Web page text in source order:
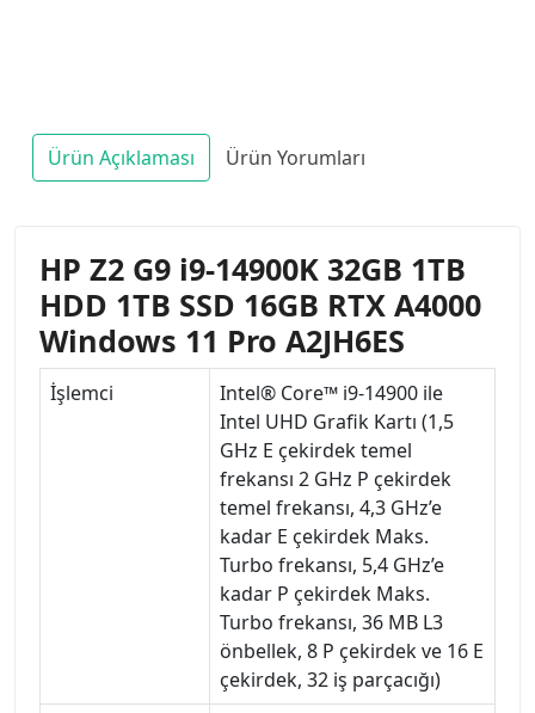
Ürün Açıklaması Ürün Yorumları
HP Z2 G9 i9-14900K 32GB 1TB
HDD 1TB SSD 16GB RTX A4000
Windows 11 Pro A2JH6ES
İşlemci
Intel® Core™ i9-14900 ile
Intel UHD Grafik Kartı (1,5
GHz E çekirdek temel
frekansı 2 GHz P çekirdek
temel frekansı, 4,3 GHz’e
kadar E çekirdek Maks.
Turbo frekansı, 5,4 GHz’e
kadar P çekirdek Maks.
Turbo frekansı, 36 MB L3
önbellek, 8 P çekirdek ve 16 E
çekirdek, 32 iş parçacığı)